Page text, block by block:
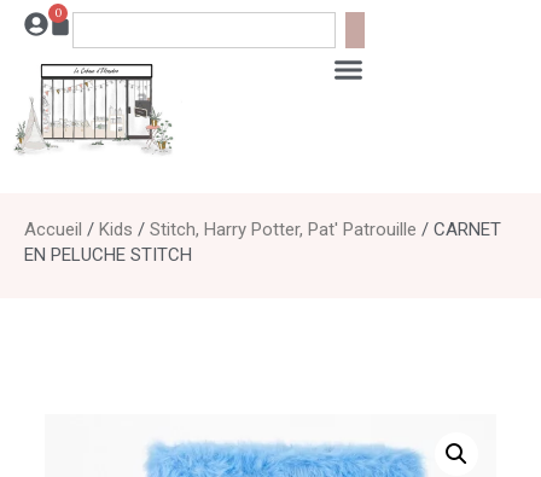
0
Accueil / Kids / Stitch, Harry Potter, Pat' Patrouille / CARNET
EN PELUCHE STITCH